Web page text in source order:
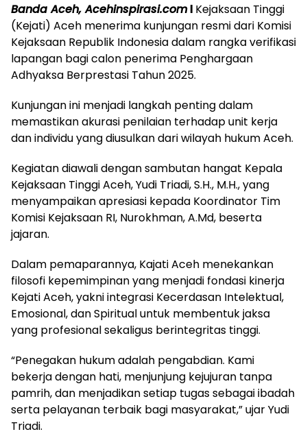
Banda Aceh, Acehinspirasi.coml Kejaksaan Tinggi
(Kejati) Aceh menerima kunjungan resmi dari Komisi
Kejaksaan Republik Indonesia dalam rangka verifikasi
lapangan bagi calon penerima Penghargaan
Adhyaksa Berprestasi Tahun 2025.
Kunjungan ini menjadi langkah penting dalam
memastikan akurasi penilaian terhadap unit kerja
dan individu yang diusulkan dari wilayah hukum Aceh.
Kegiatan diawali dengan sambutan hangat Kepala
Kejaksaan Tinggi Aceh, Yudi Triadi, S.H., M.H., yang
menyampaikan apresiasi kepada Koordinator Tim
Komisi Kejaksaan RI, Nurokhman, A.Md, beserta
jajaran.
Dalam pemaparannya, Kajati Aceh menekankan
filosofi kepemimpinan yang menjadi fondasi kinerja
Kejati Aceh, yakni integrasi Kecerdasan Intelektual,
Emosional, dan Spiritual untuk membentuk jaksa
yang profesional sekaligus berintegritas tinggi.
“Penegakan hukum adalah pengabdian. Kami
bekerja dengan hati, menjunjung kejujuran tanpa
pamrih, dan menjadikan setiap tugas sebagai ibadah
serta pelayanan terbaik bagi masyarakat,” ujar Yudi
Triadi.